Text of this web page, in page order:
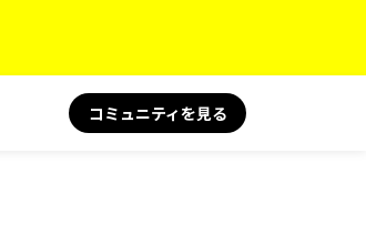
コミュニティを見る